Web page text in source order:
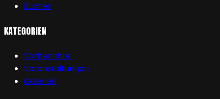
Bücher
KATEGORIEN
Vorberichte
Veranstaltungen
Galerien